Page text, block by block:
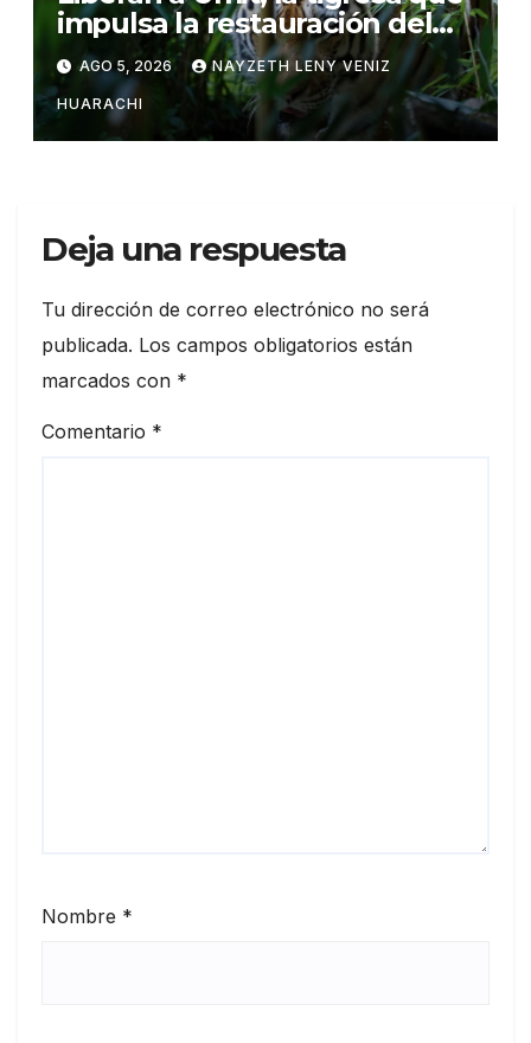
impulsa la restauración del
tigre del Caspio
AGO 5, 2026 NAYZETH LENY VENIZ
HUARACHI
Deja una respuesta
Tu dirección de correo electrónico no será
publicada. Los campos obligatorios están
marcados con *
Comentario *
Nombre *